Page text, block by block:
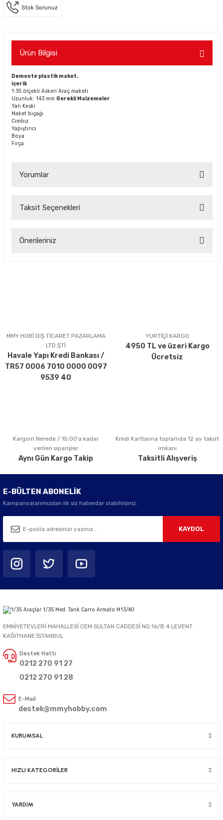
Stok Sorunuz
Ürün Bilgisi
Demonte plastik maket.
içerik
1:35 ölçekli Askeri Araç maketi
Uzunluk: 143 mm Gerekli Malzemeler
Yan Keski
Maket bıçağı
Cımbız
Yapıştırıcı
Boya
Fırça
Yorumlar
Taksit Seçenekleri
Önerileriniz
Ürün açıklamasında eksik bilgiler bulunuyor.
Ürün bilgilerinde hatalar bulunuyor.
Ürün fiyatı diğer sitelerden daha pahalı.
Bu ürüne benzer farklı alternatifler olmalı.
Gönder
MMY HOBİ DIŞ TİCARET PAZARLAMA
LTD.ŞTİ
Havale Yapı Kredi Bankası /
TR57 0006 7010 0000 0097
9539 40
YURTİÇİ KARGO
4950 TL ve üzeri Kargo
Ücretsiz
Kargom Nerede / 15:00’a kadar
verilen siparişler
Aynı Gün Kargo Takip
Kredi Kartlarına toplamda 12 ay taksit
imkanı
Taksitli Alışveriş
E-BÜLTEN ABONELİK
Kampanyalarımızdan ilk siz haberdar olabilirsiniz.
KAYDOL
EMNİYETEVLERİ MAHALLESİ CEM SULTAN CADDESİ NO:16/B 4.LEVENT
KAĞITHANE İSTANBUL
Destek Hattı
0212 270 91 27
0212 270 91 28
E-Mail
destek@mmyhobby.com
KURUMSAL
HIZLI KATEGORİLER
YARDIM